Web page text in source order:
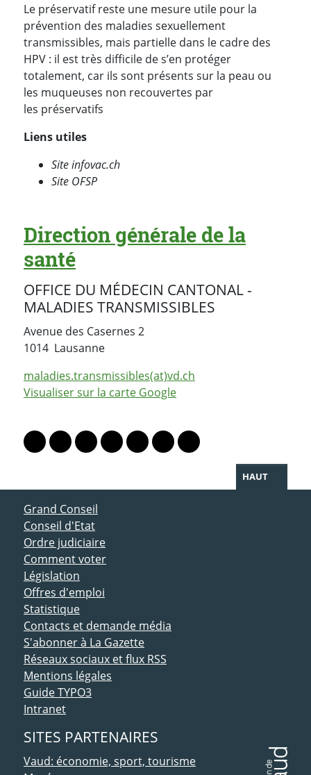
Le préservatif reste une mesure utile pour la
prévention des maladies sexuellement
transmissibles, mais partielle dans le cadre des
HPV : il est très difficile de s’en protéger
totalement, car ils sont présents sur la peau ou
les muqueuses non recouvertes par
les préservatifs
Liens utiles
Site infovac.ch
Site OFSP
Direction générale de la
santé
OFFICE DU MÉDECIN CANTONAL -
MALADIES TRANSMISSIBLES
Avenue des Casernes 2
1014 LausanneSuisse
maladies.transmissibles(at)vd.ch
Visualiser sur la carte Google
Lien vers le profil Mastodon
Lien vers le profil Bluesky
Lien vers le profil Instagram
Lien vers le profil Linkedin
Lien vers le profil Facebook
Lien vers le profil Twitter
Partager par WhatsApp
HAUT
ACCÈS DIRECT
Grand Conseil
Conseil d'Etat
Ordre judiciaire
Comment voter
Législation
Offres d'emploi
Statistique
Contacts et demande média
S'abonner à La Gazette
Réseaux sociaux et flux RSS
Mentions légales
Guide TYPO3
Intranet
SITES PARTENAIRES
Vaud: économie, sport, tourisme